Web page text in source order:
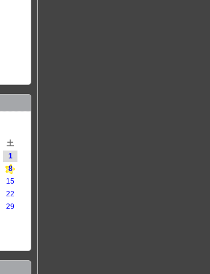
土
1
8
15
22
29